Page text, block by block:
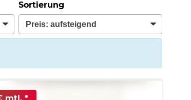
Sortierung